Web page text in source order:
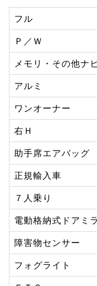
フル
Ｐ／Ｗ
メモリ・その他ナ
アルミ
ワンオーナー
右Ｈ
助手席エアバッグ
正規輸入車
７人乗り
電動格納式ドアミ
障害物センサー
フォグライト